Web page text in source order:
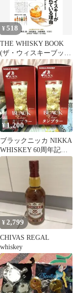
¥518
THE WHISKY BOOK
(ザ・ウィスキーブッ
ク) (エイムック 1900)
¥1,200
ブラックニッカ NIKKA
WHISKEY 60周年記念
タンブラー 2個セット
¥2,799
CHIVAS REGAL
whiskey